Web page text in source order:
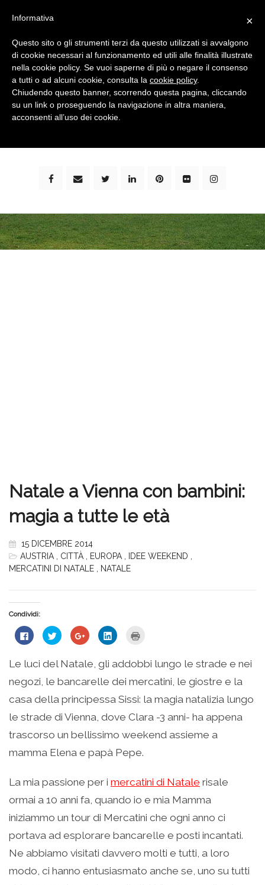
bimbi e viaggi - family travel blog: community #1 in
Natale a Vienna con bambini:
magia a tutte le età
15 DICEMBRE 2014
AUSTRIA
CITTÀ EUROPA IDEE WEEKEND
MERCATINI DI NATALE
NATALE
Condividi:
Fai
clic
su
Facebook
apre
una
nuova
finestra)
Fai
clic
condividere
su
Twitter
(Si
in
una
nuova
finestra)
Fai
clic
condividere
su
Google+
(Si
in
una
finestra)
Fai
clic
condividere
su
LinkedIn
(Si
in
una
nuova
finestra)
stampare
(Si
in
nuova
finestra)
Le luci del Natale, gli addobbi lungo le strade e nei
negozi, le bancarelle dei mercatini, le giostre e la
casa della principessa Sissi: la magia natalizia lungo
le strade di Vienna, dove Clara -3 anni- ha appena
trascorso un bellissimo weekend assieme a
mamma Elena e papà Pepe.
La mia passione per i mercatini di Natale risale
ormai a 10 anni fa, quando io e mia Mamma
iniziammo un tour di Mercatini che ogni anno ci
portava ad esplorare bancarelle e posti incantati.
Ne abbiamo visitati davvero molti e tutti, a loro
modo, ci hanno entusiasmato anche se, uno su tutti
×
Informativa
Questo sito o gli strumenti terzi da questo utilizzati si avvalgono
di cookie necessari al funzionamento ed utili alle finalità illustrate
nella cookie policy. Se vuoi saperne di più o negare il consenso
a tutti o ad alcuni cookie, consulta la cookie policy.
Chiudendo questo banner, scorrendo questa pagina, cliccando
su un link o proseguendo la navigazione in altra maniera,
acconsenti all’uso dei cookie.